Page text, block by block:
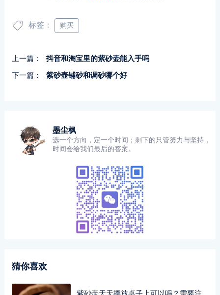
标签： 购买
上一篇：
抖音和淘宝里的紫砂壶能入手吗
下一篇：
紫砂壶铺砂和调砂哪个好
墨尘枫
选一个方向，定一个时间；剩下的只管努力与坚持，
时间会给我们最后的答案。
猜你喜欢
紫砂壶天天摆放桌子上可以吗？需要注